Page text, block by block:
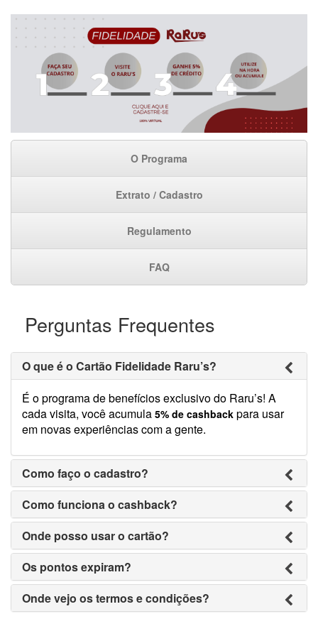
O Programa
Extrato / Cadastro
Regulamento
FAQ
Perguntas Frequentes
O que é o Cartão Fidelidade Raru’s?
É o programa de benefícios exclusivo do Raru’s! A
cada visita, você acumula 5% de cashback para usar
em novas experiências com a gente.
Como faço o cadastro?
Como funciona o cashback?
Onde posso usar o cartão?
Os pontos expiram?
Onde vejo os termos e condições?